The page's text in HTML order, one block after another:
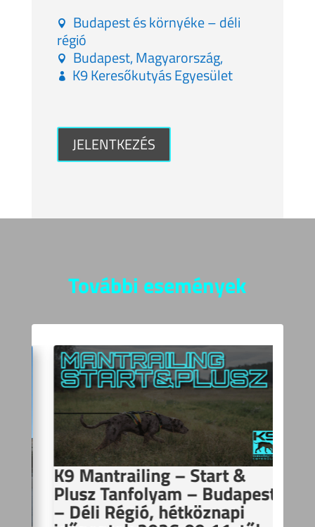
Budapest és környéke – déli
régió
Budapest, Magyarország,
K9 Keresőkutyás Egyesület
JELENTKEZÉS
További események
K9 Mantrailing – Start &
Plusz Tanfolyam – Budapest
– Déli Régió, hétköznapi